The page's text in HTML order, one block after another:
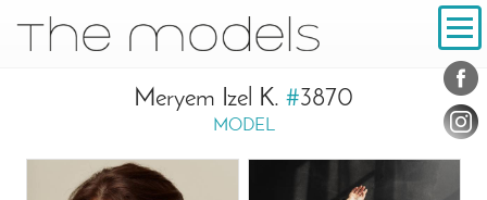
Navigation
Meryem Izel K. #3870
MODEL